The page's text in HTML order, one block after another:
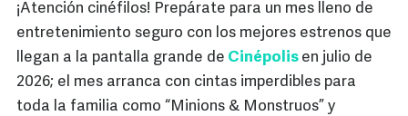
¡Atención cinéfilos! Prepárate para un mes lleno de
entretenimiento seguro con los mejores estrenos que
llegan a la pantalla grande de Cinépolis en julio de
2026; el mes arranca con cintas imperdibles para
toda la familia como “Minions & Monstruos” y